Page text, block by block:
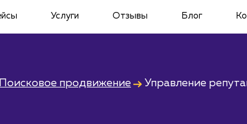
Услуги Отзывы Блог
Поисковое продвижение Управление